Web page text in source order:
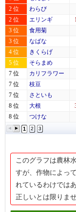
2 位
わらび
2 位
エリンギ
3 位
食用菊
3 位
なばな
4 位
きくらげ
5 位
そらまめ
7 位
カリフラワー
7 位
枝豆
7 位
さといも
8 位
大根
8 位
つけな
1 2 3
このグラフは農林
すが、作物によっ
れているわけでは
正しいとは限りま